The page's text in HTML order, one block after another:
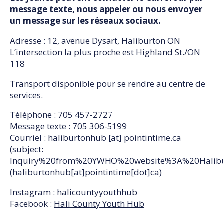
message texte, nous appeler ou nous envoyer
un message sur les réseaux sociaux.
Adresse : 12, avenue Dysart, Haliburton ON
L’intersection la plus proche est Highland St./ON
118
Transport disponible pour se rendre au centre de
services.
Téléphone : 705 457-2727
Message texte : 705 306-5199
Courriel : haliburtonhub [at] pointintime.ca
(subject:
(haliburtonhub[at]pointintime[dot]ca)
Instagram : halicountyyouthhub
Facebook : Hali County Youth Hub